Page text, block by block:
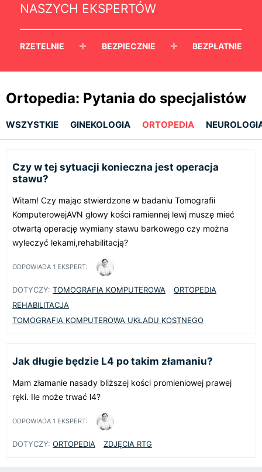
NASZYCH EKSPERTÓW
RZETELNIE + BEZPIECZNIE + BEZPŁATNIE
Ortopedia: Pytania do specjalistów
WSZYSTKIE GINEKOLOGIA ORTOPEDIA
Czy w tej sytuacji konieczna jest operacja
stawu?
Witam! Czy mając stwierdzone w badaniu Tomografii
KomputerowejAVN głowy kości ramiennej lewj muszę mieć
otwartą operację wymiany stawu barkowego czy można
wyleczyć lekami,rehabilitacją?
ODPOWIADA 1 EKSPERT:
DOTYCZY: TOMOGRAFIA KOMPUTEROWA
ORTOPEDIA
REHABILITACJA
TOMOGRAFIA KOMPUTEROWA UKŁADU KOSTNEGO
Jak długie będzie L4 po takim złamaniu?
Mam złamanie nasady bliższej kości promieniowej prawej
ręki. Ile może trwać l4?
ODPOWIADA 1 EKSPERT:
DOTYCZY: ORTOPEDIA ZDJĘCIA RTG